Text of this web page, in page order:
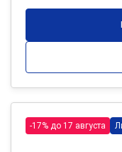
-17% до 17 августа